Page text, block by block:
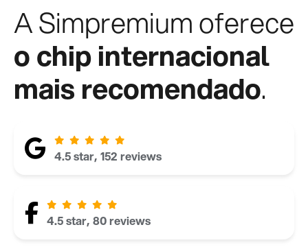
A Simpremium oferece
o chip internacional
mais recomendado.
4.5 star, 152 reviews
4.5 star, 80 reviews